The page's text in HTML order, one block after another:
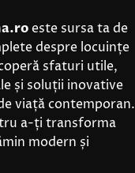
este sursa ta de
despre locuințe
sfaturi utile,
și soluții inovative
viață contemporan.
a-ți transforma
modern și